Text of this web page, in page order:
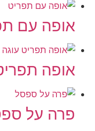
אופה עם
אופה
פרה על